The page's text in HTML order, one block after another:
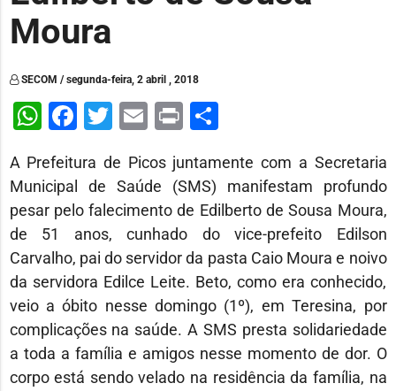
Moura
SECOM / segunda-feira, 2 abril , 2018
WhatsApp
Facebook
Twitter
Email
PrintShare
A Prefeitura de Picos juntamente com a Secretaria
Municipal de Saúde (SMS) manifestam profundo
pesar pelo falecimento de Edilberto de Sousa Moura,
de 51 anos, cunhado do vice-prefeito Edilson
Carvalho, pai do servidor da pasta Caio Moura e noivo
da servidora Edilce Leite. Beto, como era conhecido,
veio a óbito nesse domingo (1º), em Teresina, por
complicações na saúde. A SMS presta solidariedade
a toda a família e amigos nesse momento de dor. O
corpo está sendo velado na residência da família, na